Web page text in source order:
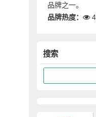
品牌之一。
品牌热度：
搜索